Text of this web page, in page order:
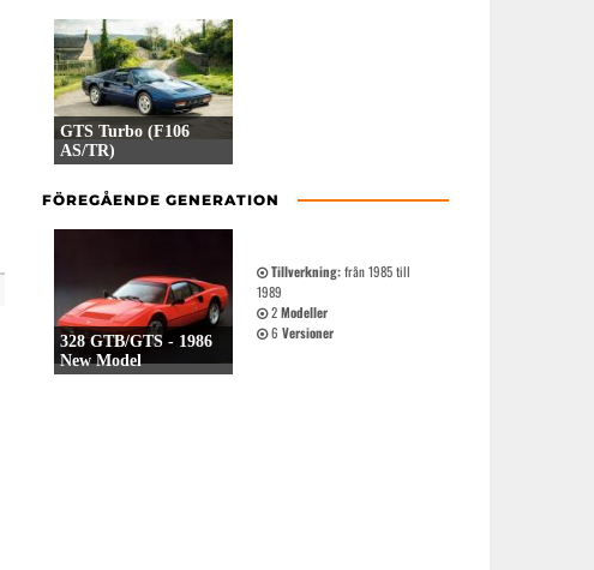
GTS Turbo (F106
AS/TR)
FÖREGÅENDE GENERATION
328 GTB/GTS - 1986
New Model
Tillverkning:från 1985 till
1989
2Modeller
6Versioner